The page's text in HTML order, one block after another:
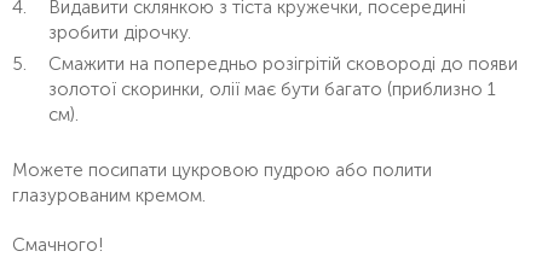
Видавити склянкою з тіста кружечки, посередині
зробити дірочку.
Смажити на попередньо розігрітій сковороді до появи
золотої скоринки, олії має бути багато (приблизно 1
см).
Можете посипати цукровою пудрою або полити
глазурованим кремом.
Смачного!